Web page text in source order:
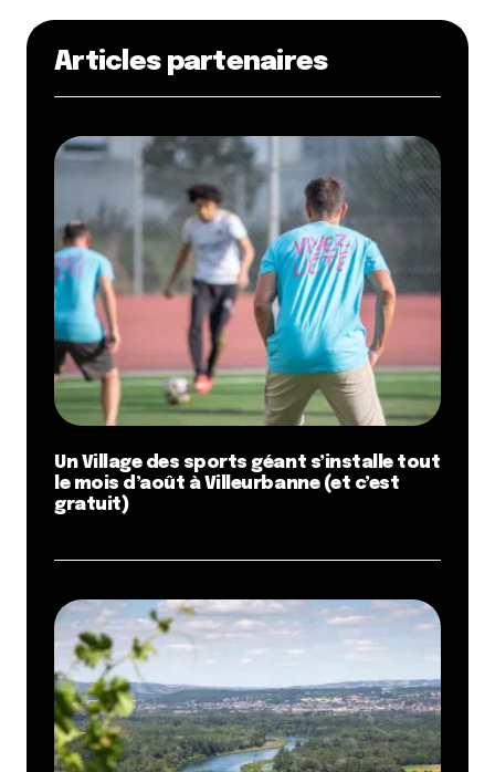
Articles partenaires
Un Village des sports géant s’installe tout
le mois d’août à Villeurbanne (et c’est
gratuit)